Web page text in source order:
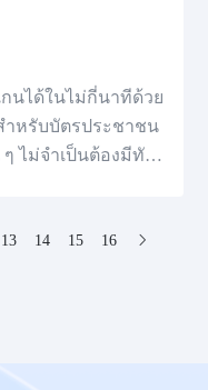
นได้ในไม่กี่นาทีด้วย
าหรับบัตรประชาชน
ไม่จำเป็นต้องมีทัก
13 14 15 16